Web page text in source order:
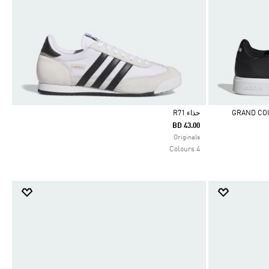
Selected
حذاء R71
BD 43.00
Originals
4 Colours